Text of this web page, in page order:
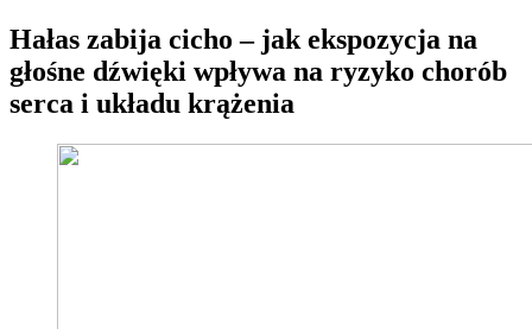
Hałas zabija cicho – jak ekspozycja na
głośne dźwięki wpływa na ryzyko chorób
serca i układu krążenia